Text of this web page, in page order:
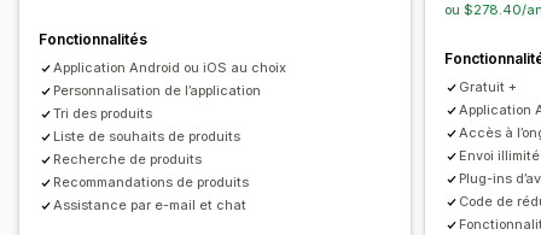
Notifications push
Personnalisation Supports enrichis
Notifications personnalisées
Fonctionnalités
Application Android ou iOS au choix
Personnalisation de l’application
Tri des produits
Liste de souhaits de produits
Recherche de produits
Recommandations de produits
Assistance par e-mail et chat
ou $278.40/
Gratuit +
Application
Accès à
Envoi
Plug-ins
Code de